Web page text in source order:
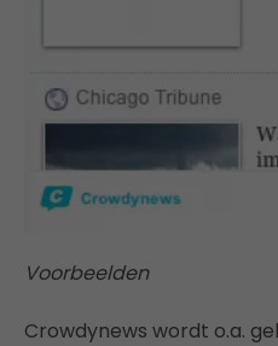
Voorbeelden
Crowdynews wordt o.a.